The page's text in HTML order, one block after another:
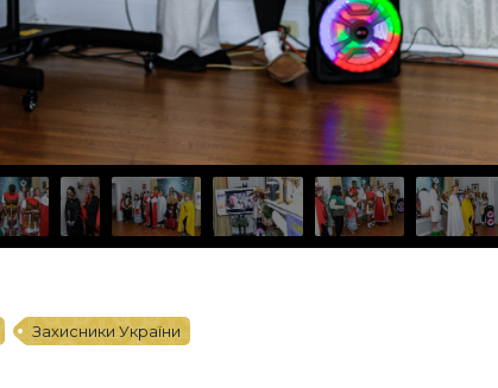
Захисники України